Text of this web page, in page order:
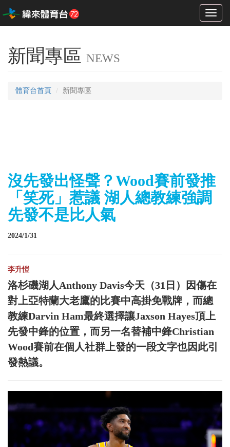
Toggle
新聞專區 NEWS
體育台首頁 新聞專區
沒先發出怪聲？Wood賽前發推
「笑死」惹議 湖人總教練強調
先發不是比人氣
2024/1/31
李升愷
洛杉磯湖人Anthony Davis今天（31日）因傷在
對上亞特蘭大老鷹的比賽中高掛免戰牌，而總
教練Darvin Ham最終選擇讓Jaxson Hayes頂上
先發中鋒的位置，而另一名替補中鋒Christian
Wood賽前在個人社群上發的一段文字也因此引
發熱議。